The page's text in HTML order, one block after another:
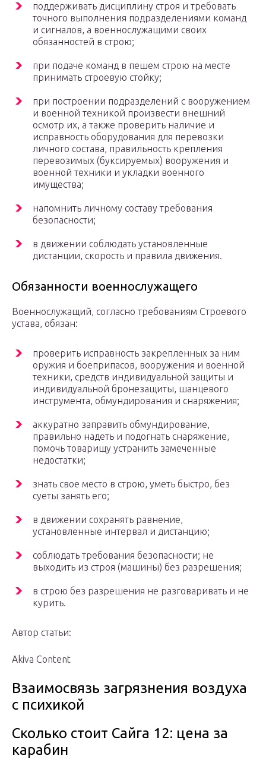
поддерживать дисциплину строя и требовать
точного выполнения подразделениями команд
и сигналов, а военнослужащими своих
обязанностей в строю;
при подаче команд в пешем строю на месте
принимать строевую стойку;
при построении подразделений с вооружением
и военной техникой произвести внешний
осмотр их, а также проверить наличие и
исправность оборудования для перевозки
личного состава, правильность крепления
перевозимых (буксируемых) вооружения и
военной техники и укладки военного
имущества;
напомнить личному составу требования
безопасности;
в движении соблюдать установленные
дистанции, скорость и правила движения.
Обязанности военнослужащего
Военнослужащий, согласно требованиям Строевого
устава, обязан:
проверить исправность закрепленных за ним
оружия и боеприпасов, вооружения и военной
техники, средств индивидуальной защиты и
индивидуальной бронезащиты, шанцевого
инструмента, обмундирования и снаряжения;
аккуратно заправить обмундирование,
правильно надеть и подогнать снаряжение,
помочь товарищу устранить замеченные
недостатки;
знать свое место в строю, уметь быстро, без
суеты занять его;
в движении сохранять равнение,
установленные интервал и дистанцию;
соблюдать требования безопасности; не
выходить из строя (машины) без разрешения;
в строю без разрешения не разговаривать и не
курить.
Автор статьи:
Akiva Content
Взаимосвязь загрязнения воздуха
с психикой
Сколько стоит Сайга 12: цена за
карабин